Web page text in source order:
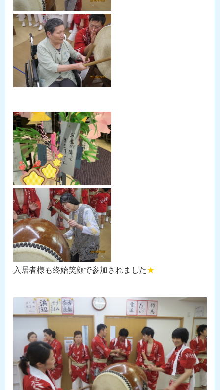
入居者様も終始笑顔で参加されました★